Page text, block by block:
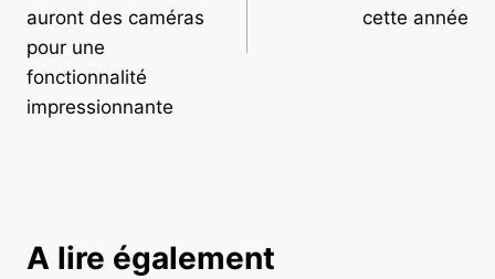
auront des caméras
pour une
fonctionnalité
impressionnante
cette année
A lire également